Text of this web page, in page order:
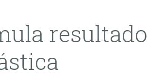
resultado